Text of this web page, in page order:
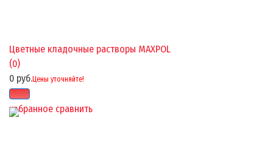
избранное сравнить
Цветные кладочные растворы MAXPOL
(0)
0 руб.Цены уточняйте!